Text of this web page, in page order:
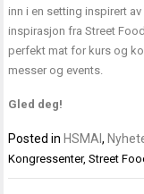
inn i en setting inspirert
inspirasjon fra Street
perfekt mat for kurs og
messer og events.
Gled deg!
Posted in HSMAI,
Kongressenter,Street